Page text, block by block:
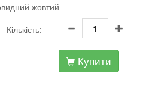
жовтий
Кількість:
Купити